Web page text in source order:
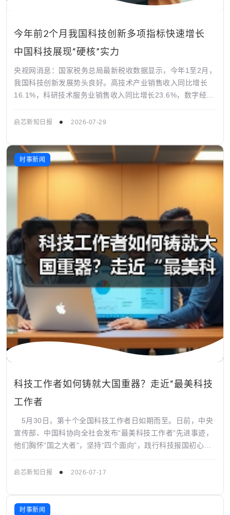
今年前2个月我国科技创新多项指标快速增长
中国科技展现“硬核”实力
央视网消息：国家税务总局最新税收数据显示，今年1至2月，
我国科技创新发展势头良好。高技术产业销售收入同比增长
16.1%，科研技术服务业销售收入同比增长23.6%，数字经济
启芯新知日报 2026-07-29
时事新闻
科技工作者如何铸就大国重器？走近“最美科技
工作者
5月30日，第十个全国科技工作者日如期而至。日前，中央
宣传部、中国科协向全社会发布“最美科技工作者”先进事迹，
他们胸怀“国之大者”，坚持“四个面向”，践行科技报国初心，
启芯新知日报 2026-07-17
时事新闻